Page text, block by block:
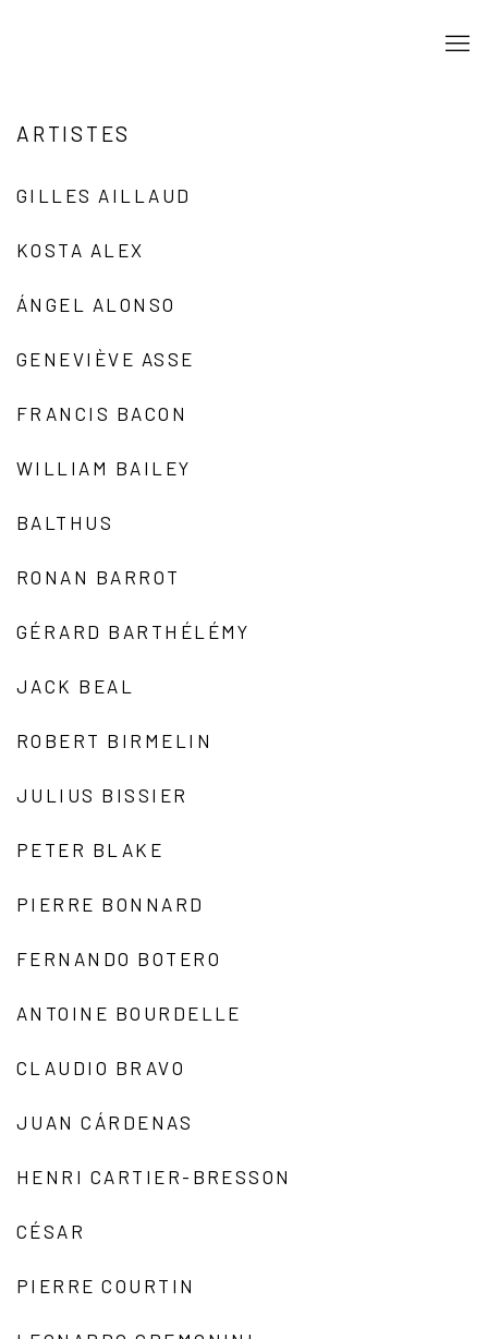
ARTISTES
GILLES AILLAUD
KOSTA ALEX
ÁNGEL ALONSO
GENEVIÈVE ASSE
FRANCIS BACON
WILLIAM BAILEY
BALTHUS
RONAN BARROT
GÉRARD BARTHÉLÉMY
JACK BEAL
ROBERT BIRMELIN
JULIUS BISSIER
PETER BLAKE
PIERRE BONNARD
FERNANDO BOTERO
ANTOINE BOURDELLE
CLAUDIO BRAVO
JUAN CÁRDENAS
HENRI CARTIER-BRESSON
CÉSAR
PIERRE COURTIN